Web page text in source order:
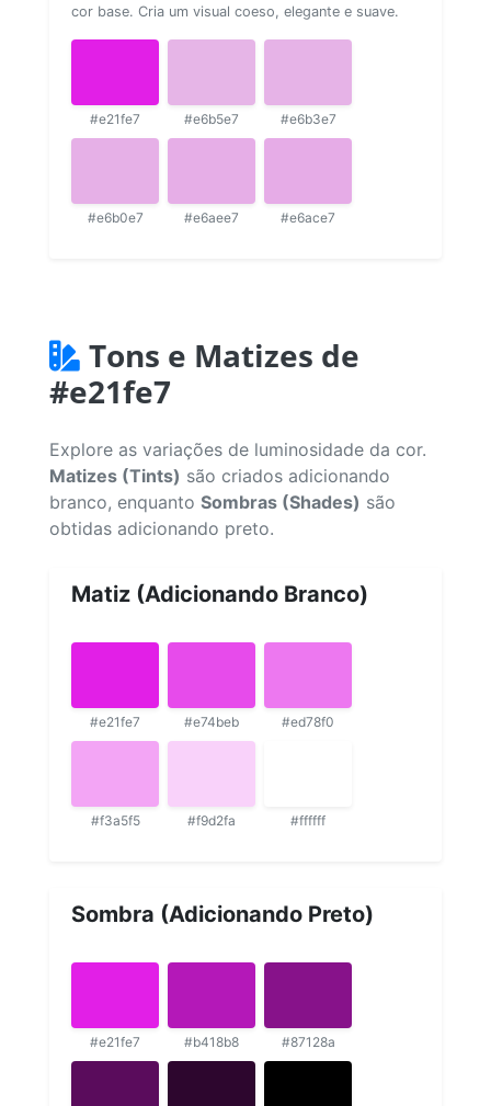
cor base. Cria um visual coeso, elegante e suave.
#e21fe7 #e6b5e7 #e6b3e7
#e6b0e7 #e6aee7 #e6ace7
Tons e Matizes de
#e21fe7
Explore as variações de luminosidade da cor.
Matizes (Tints) são criados adicionando
branco, enquanto Sombras (Shades) são
obtidas adicionando preto.
Matiz (Adicionando Branco)
#e21fe7 #e74beb #ed78f0
#f3a5f5 #f9d2fa #ffffff
Sombra (Adicionando Preto)
#e21fe7 #b418b8 #87128a